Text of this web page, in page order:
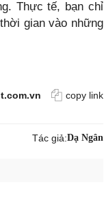
Thực tế, bạn chỉ
gian vào những
copy link
Tác giả:Dạ Ngân